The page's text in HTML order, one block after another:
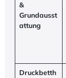
&
Grundausst
attung
Druckbetth